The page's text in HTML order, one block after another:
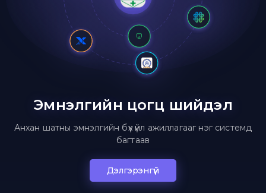
Эмнэлгийн цогц шийдэл
Анхан шатны эмнэлгийн бүх үйл ажиллагааг нэг системд
багтаав
Дэлгэрэнгүй